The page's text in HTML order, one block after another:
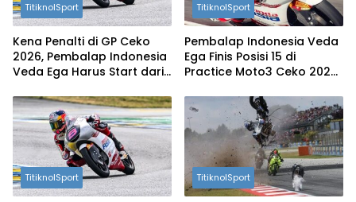
TitiknolSport
Kena Penalti di GP Ceko
2026, Pembalap Indonesia
Veda Ega Harus Start dari
TitiknolSport
Pembalap Indonesia Veda
Ega Finis Posisi 15 di
Practice Moto3 Ceko 2026,
TitiknolSport TitiknolSport